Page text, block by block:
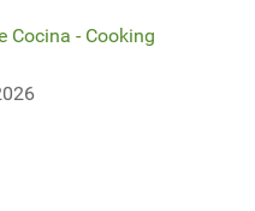
Cocina - Cooking